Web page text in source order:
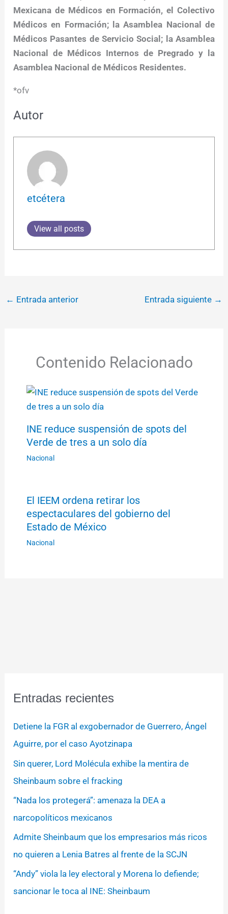
Mexicana de Médicos en Formación, el Colectivo
Médicos en Formación; la Asamblea Nacional de
Médicos Pasantes de Servicio Social; la Asamblea
Nacional de Médicos Internos de Pregrado y la
Asamblea Nacional de Médicos Residentes.
*ofv
Autor
etcétera
View all posts
← Entrada anterior Entrada siguiente →
Contenido Relacionado
INE reduce suspensión de spots del
Verde de tres a un solo día
Nacional
El IEEM ordena retirar los
espectaculares del gobierno del
Estado de México
Nacional
Entradas recientes
Detiene la FGR al exgobernador de Guerrero, Ángel
Aguirre, por el caso Ayotzinapa
Sin querer, Lord Molécula exhibe la mentira de
Sheinbaum sobre el fracking
“Nada los protegerá”: amenaza la DEA a
narcopolíticos mexicanos
Admite Sheinbaum que los empresarios más ricos
no quieren a Lenia Batres al frente de la SCJN
“Andy” viola la ley electoral y Morena lo defiende;
sancionar le toca al INE: Sheinbaum